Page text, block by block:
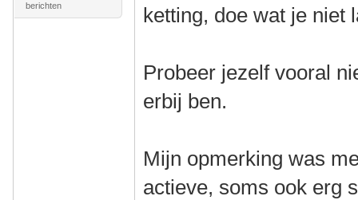
berichten
ketting, doe wat je niet
Probeer jezelf vooral
erbij ben.
Mijn opmerking was
actieve, soms ook erg